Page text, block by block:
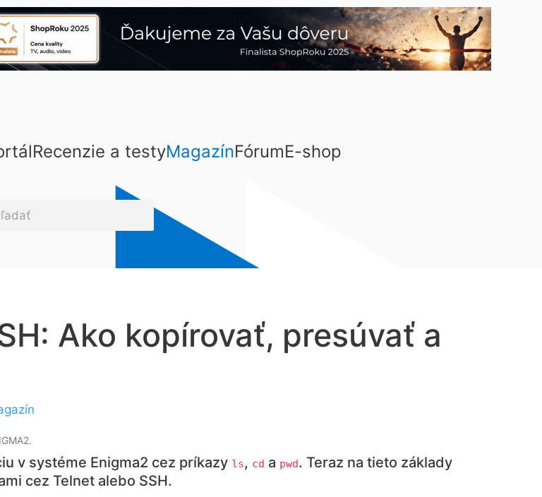
Recenzie a testyMagazínFórumE-shop
Ako kopírovať, presúvať a
v systéme Enigma2 cez príkazy ls, cd a pwd. Teraz na tieto základy
cez Telnet alebo SSH.